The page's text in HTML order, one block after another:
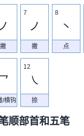
撇
7
ノ
撇
8
丶
点
/横钩
12
㇏
捺
顺部首和五笔